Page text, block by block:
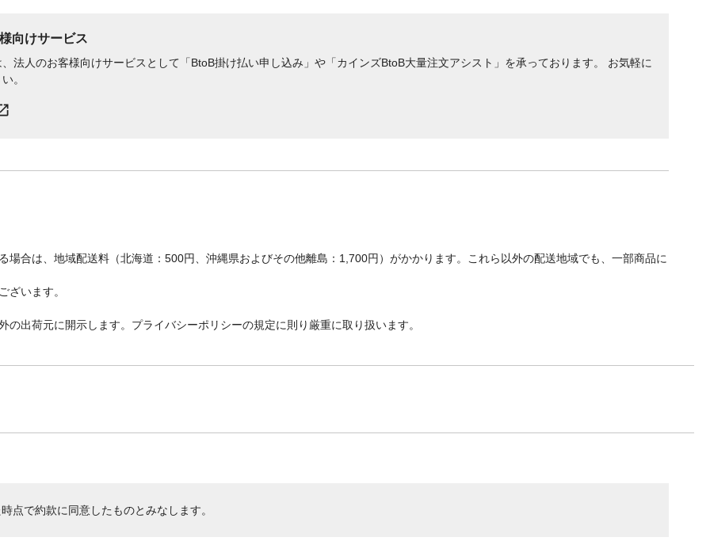
向けサービス
法人のお客様向けサービスとして「BtoB掛け払い申し込み」や「カインズBtoB大量注文アシスト」を承っております。 お気軽に
。
合は、地域配送料（北海道：500円、沖縄県およびその他離島：1,700円）がかかります。これら以外の配送地域でも、一部商品に
ざいます。
出荷元に開示します。プライバシーポリシーの規定に則り厳重に取り扱います。
点で約款に同意したものとみなします。